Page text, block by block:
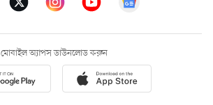
মোবাইল অ্যাপস ডাউনলোড করুন